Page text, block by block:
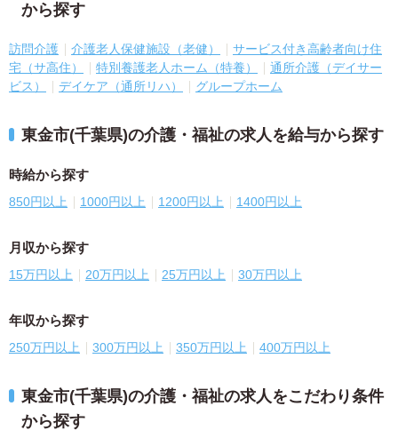
から探す
訪問介護 介護老人保健施設（老健）
サービス付き高齢者向け住
宅（サ高住）
特別養護老人ホーム（特養）
通所介護（デイサー
ビス）
デイケア（通所リハ） グループホーム
東金市(千葉県)の介護・福祉の求人を給与から探す
時給から探す
850円以上 1000円以上 1200円以上 1400円以上
月収から探す
15万円以上 20万円以上 25万円以上 30万円以上
年収から探す
250万円以上 300万円以上 350万円以上 400万円以上
東金市(千葉県)の介護・福祉の求人をこだわり条件
から探す